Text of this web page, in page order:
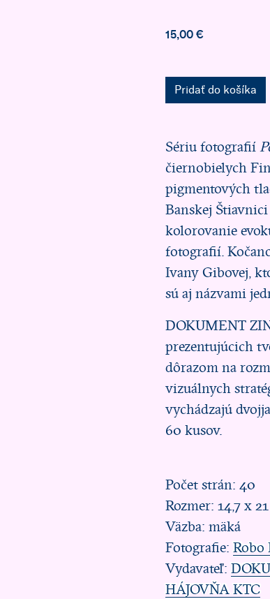
15,00 €
Pridať do košíka
Sériu fotografií
čiernobielych
pigmentových
Banskej
kolorovanie
fotografií.
Ivany Gibovej,
sú aj názvami
DOKUMENT
prezentujúcich
dôrazom na
vizuálnych
vychádzajú
60 kusov.
Počet strán: 40
Rozmer: 14,7 x
Väzba: mäká
Fotografie:Robo
Vydavateľ:
HÁJOVŇA KTC